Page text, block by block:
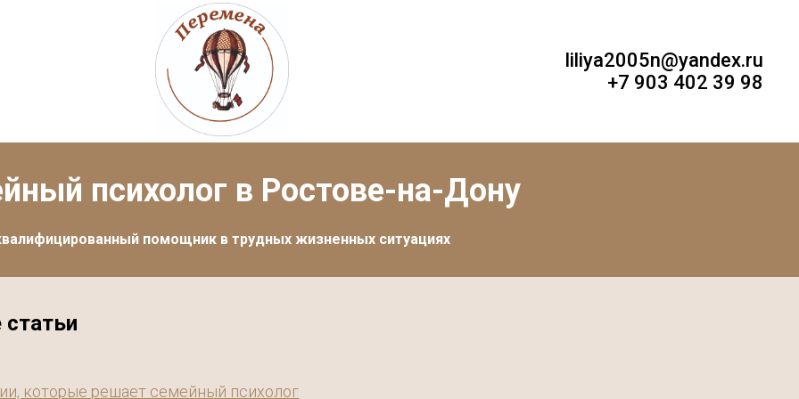
liliya2005n@yandex.ru
+7 903 402 39 98
психолог в Ростове-на-Дону
помощник в трудных жизненных ситуациях
статьи
которые решает семейный психолог